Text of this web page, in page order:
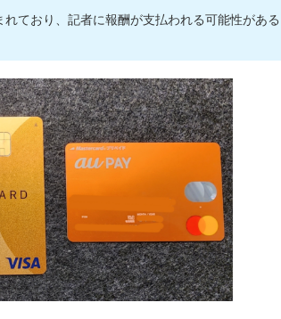
ており、記者に報酬が支払われる可能性がある